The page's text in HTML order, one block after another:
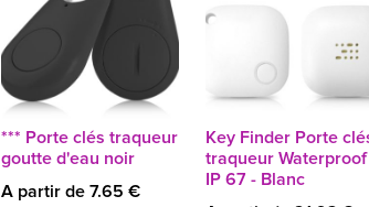
*** Porte clés traqueur
goutte d'eau noir
A partir de 7.65 €
Key Finder Porte
traqueur Waterproof
IP 67 - Blanc